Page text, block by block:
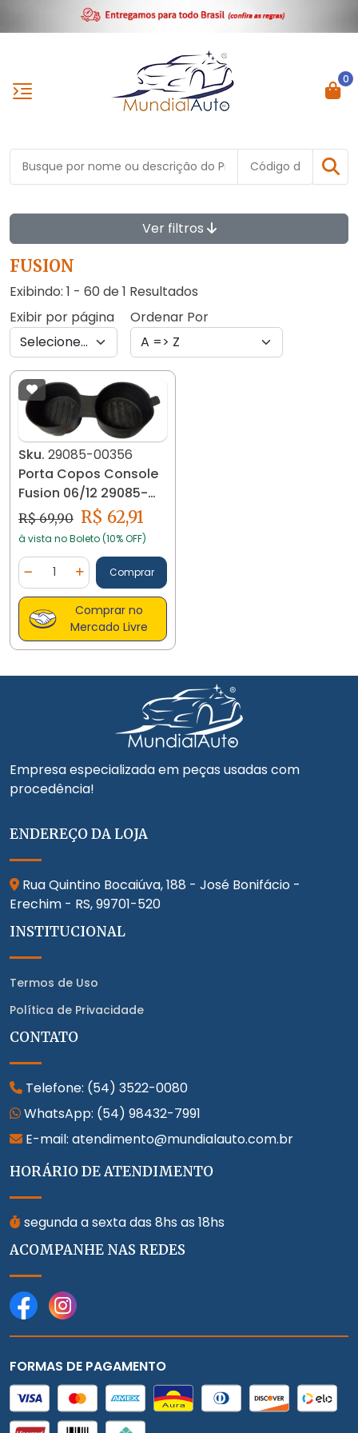
0
Ver filtros
FUSION
Exibindo: 1 - 60 de 1 Resultados
Exibir por página
Ordenar Por
Sku. 29085-00356
Porta Copos Console
Fusion 06/12 29085-
00356
R$ 69,90 R$ 62,91
à vista no Boleto (10% OFF)
Diminuir Quantidade
Quantidade
Adicionar Quantidade
Comprar
Comprar no
Mercado Livre
Empresa especializada em peças usadas com
procedência!
ENDEREÇO DA LOJA
Rua Quintino Bocaiúva, 188 - José Bonifácio -
Erechim - RS,99701-520
INSTITUCIONAL
Termos de Uso
Política de Privacidade
CONTATO
Telefone: (54) 3522-0080
WhatsApp: (54) 98432-7991
E-mail: atendimento@mundialauto.com.br
HORÁRIO DE ATENDIMENTO
segunda a sexta das 8hs as 18hs
ACOMPANHE NAS REDES
FORMAS DE PAGAMENTO